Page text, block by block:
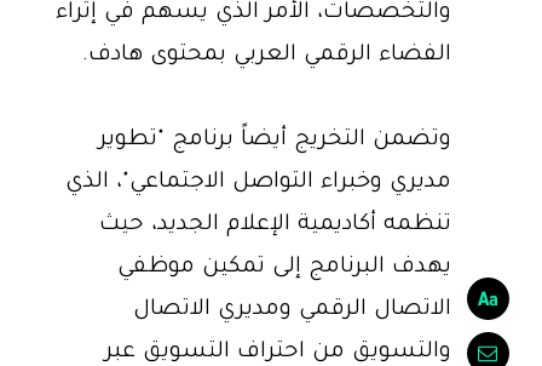
والتخصصات، الأمر الذي يسهم في إثراء
الفضاء الرقمي العربي بمحتوى هادف.
وتضمن التخريج أيضاً برنامج "تطوير
مديري وخبراء التواصل الاجتماعي"، الذي
تنظمه أكاديمية الإعلام الجديد، حيث
يهدف البرنامج إلى تمكين موظفي
الاتصال الرقمي ومديري الاتصال
والتسويق من احتراف التسويق عبر